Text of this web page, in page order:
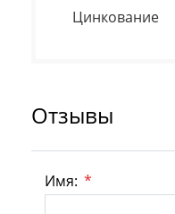
Цинкование
Отзывы
Имя: *